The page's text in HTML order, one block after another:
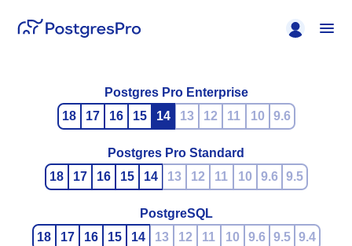
Postgres Pro Enterprise
18
17 16 15 14 13 12 11 10 9.6
Postgres Pro Standard
18
17 16 15 14 13 12 11 10 9.6 9.5
PostgreSQL
18
17 16 15 14 13 12 11 10 9.6 9.5 9.4